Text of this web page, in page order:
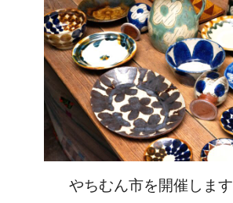
やちむん市を開催します